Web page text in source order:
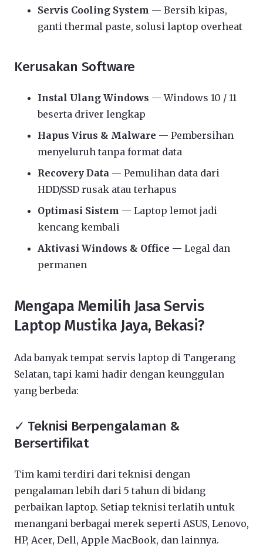
Servis Cooling System — Bersih kipas,
ganti thermal paste, solusi laptop overheat
Kerusakan Software
Instal Ulang Windows — Windows 10 / 11
beserta driver lengkap
Hapus Virus & Malware — Pembersihan
menyeluruh tanpa format data
Recovery Data — Pemulihan data dari
HDD/SSD rusak atau terhapus
Optimasi Sistem — Laptop lemot jadi
kencang kembali
Aktivasi Windows & Office — Legal dan
permanen
Mengapa Memilih Jasa Servis
Laptop Mustika Jaya, Bekasi?
Ada banyak tempat servis laptop di Tangerang
Selatan, tapi kami hadir dengan keunggulan
yang berbeda:
✓ Teknisi Berpengalaman &
Bersertifikat
Tim kami terdiri dari teknisi dengan
pengalaman lebih dari 5 tahun di bidang
perbaikan laptop. Setiap teknisi terlatih untuk
menangani berbagai merek seperti ASUS, Lenovo,
HP, Acer, Dell, Apple MacBook, dan lainnya.